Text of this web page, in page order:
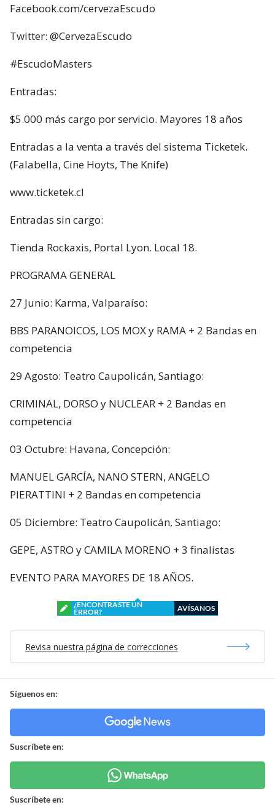
Facebook.com/cervezaEscudo
Twitter: @CervezaEscudo
#EscudoMasters
Entradas:
$5.000 más cargo por servicio. Mayores 18 años
Entradas a la venta a través del sistema Ticketek.
(Falabella, Cine Hoyts, The Knife)
www.ticketek.cl
Entradas sin cargo:
Tienda Rockaxis, Portal Lyon. Local 18.
PROGRAMA GENERAL
27 Junio: Karma, Valparaíso:
BBS PARANOICOS, LOS MOX y RAMA + 2 Bandas en
competencia
29 Agosto: Teatro Caupolicán, Santiago:
CRIMINAL, DORSO y NUCLEAR + 2 Bandas en
competencia
03 Octubre: Havana, Concepción:
MANUEL GARCÍA, NANO STERN, ANGELO
PIERATTINI + 2 Bandas en competencia
05 Diciembre: Teatro Caupolicán, Santiago:
GEPE, ASTRO y CAMILA MORENO + 3 finalistas
EVENTO PARA MAYORES DE 18 AÑOS.
¿ENCONTRASTE UN
ERROR?
AVÍSANOS
Revisa nuestra página de correcciones
Síguenos en:
Suscríbete en:
Suscríbete en: